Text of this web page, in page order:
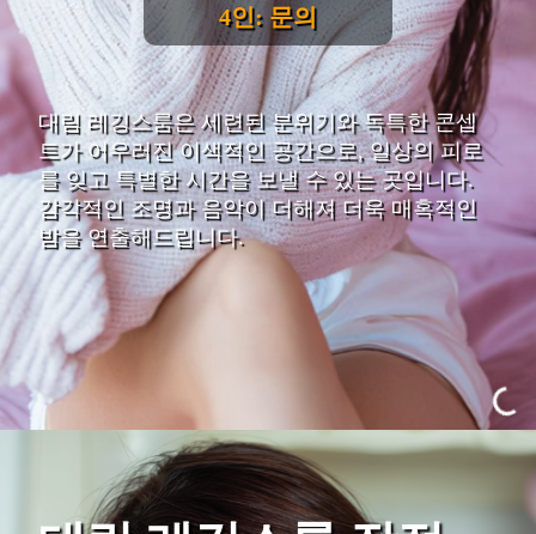
4인: 문의
대림 레깅스룸은 세련된 분위기와 독특한 콘셉
트가 어우러진 이색적인 공간으로, 일상의 피로
를 잊고 특별한 시간을 보낼 수 있는 곳입니다.
감각적인 조명과 음악이 더해져 더욱 매혹적인
밤을 연출해드립니다.